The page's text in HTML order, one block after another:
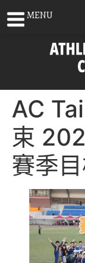
AC
束
賽季目
MENU